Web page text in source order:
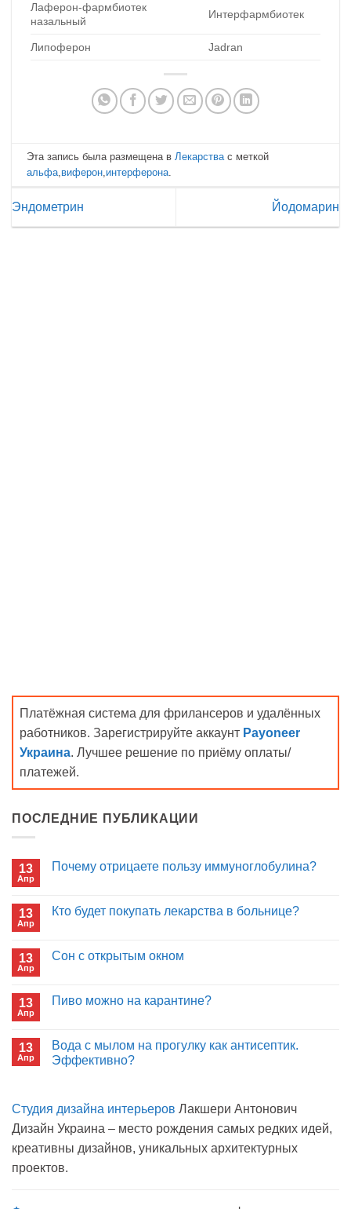
Лаферон-фармбиотек
назальный
Интерфармбиотек
Липоферон Jadran
Эта запись была размещена в Лекарства с меткой
альфа виферон интерферона
Эндометрин Йодомарин
Платёжная система для фрилансеров и удалённых
работников. Зарегистрируйте аккаунт Payoneer
Украина. Лучшее решение по приёму оплаты/
платежей.
ПОСЛЕДНИЕ ПУБЛИКАЦИИ
13
Апр
Почему отрицаете пользу иммуноглобулина?
Почему
13
Апр
Кто будет покупать лекарства в больнице?
Кто
в
13
Апр
Сон с открытым окном
Сон
13
Апр
Пиво можно на карантине?
Пиво
можно
13
Апр
Вода с мылом на прогулку как антисептик.
Эффективно?
Вода
мылом
прогулку
антисептик.
Студия дизайна интерьеров Лакшери Антонович
Дизайн Украина – место рождения самых редких идей,
креативны дизайнов, уникальных архитектурных
проектов.